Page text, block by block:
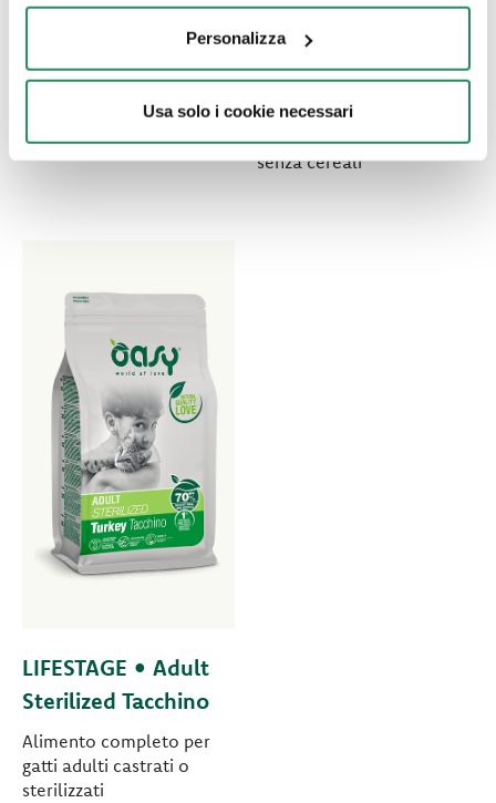
Personalizza
Usa solo i cookie necessari
Tonno con Sogliola
per gatti adulti
FORMULA • Adult
Sterilized Maiale
Alimento completo per
gatti adulti castrati o
sterilizzati. Prodotto
senza cereali
LIFESTAGE • Adult
Sterilized Tacchino
Alimento completo per
gatti adulti castrati o
sterilizzati